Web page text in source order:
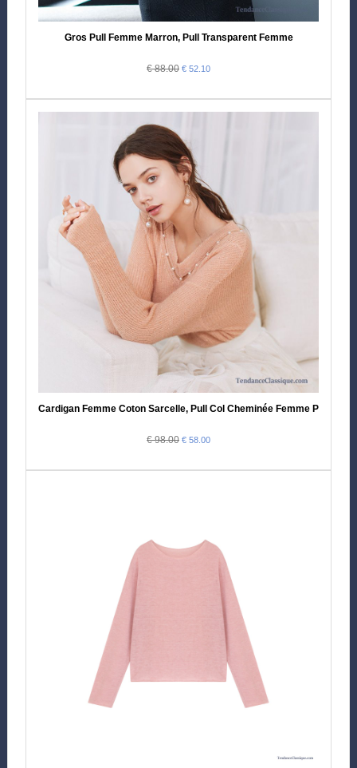
Gros Pull Femme Marron, Pull Transparent Femme
€ 88.00 € 52.10
Cardigan Femme Coton Sarcelle, Pull Col Cheminée Femme Pas Cher
€ 98.00 € 58.00